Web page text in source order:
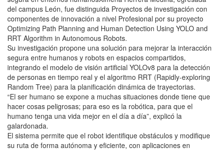
del campus León, fue distinguida Proyectos de investigación con
componentes de innovación a nivel Profesional por su proyecto
Optimizing Path Planning and Human Detection Using YOLO and
RRT Algorithm in Autonomous Robots.
Su investigación propone una solución para mejorar la interacción
segura entre humanos y robots en espacios compartidos,
integrando el modelo de visión artificial YOLOv8 para la detección
de personas en tiempo real y el algoritmo RRT (Rapidly-exploring
Random Tree) para la planificación dinámica de trayectorias.
“El ser humano se expone a muchas situaciones donde tiene que
hacer cosas peligrosas; para eso es la robótica, para que el
humano tenga una vida mejor en el día a día”, explicó la
galardonada.
El sistema permite que el robot identifique obstáculos y modifique
su ruta de forma autónoma y eficiente, con aplicaciones en